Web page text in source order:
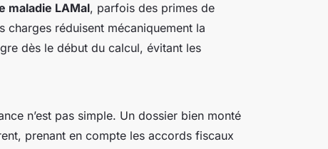
maladie LAMal, parfois des primes de
charges réduisent mécaniquement la
dès le début du calcul, évitant les
n’est pas simple. Un dossier bien monté
prenant en compte les accords fiscaux